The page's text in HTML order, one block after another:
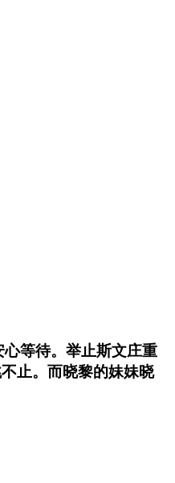
等待。举止斯文庄重
止。而晓黎的妹妹晓